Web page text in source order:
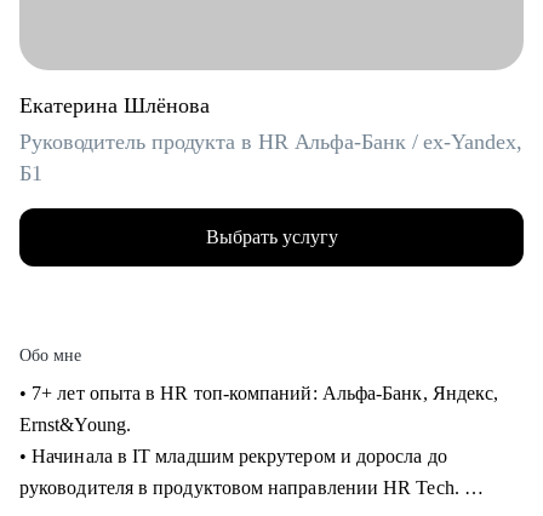
Екатерина Шлёнова
Руководитель продукта в HR Альфа-Банк / ex-Yandex,
Б1
Выбрать услугу
Обо мне
• 7+ лет опыта в HR топ-компаний: Альфа-Банк, Яндекс,
Ernst&Young.
• Начинала в IT младшим рекрутером и доросла до
руководителя в продуктовом направлении HR Tech.